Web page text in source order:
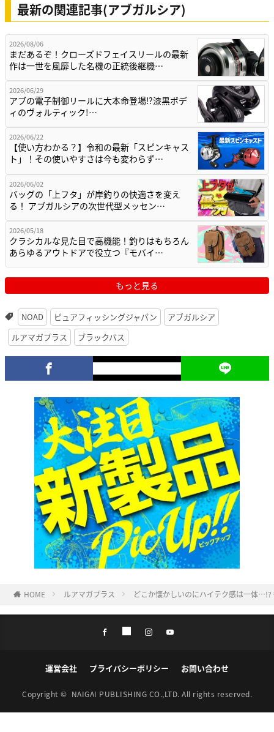
最新の関連記事(アブガルシア)
2026/08/06
まだあるぞ！クローズドフェイスリールの最新
作は一世を風靡した名機の正統後継機…
2026/06/29
アブの電子制御リールに大本命登場⁉漆黒ボデ
ィのヴォルティック!…
2026/06/22
【使い方わかる？】令和の最新「スピンキャス
ト」！その使いやすさは今も変わらず…
2026/06/02
バッグの「上フタ」が岸釣りの快適さを変え
る！ アブガルシアの次世代型メッセン…
2026/05/18
クラシカルな見た目で高機能！釣りはもちろん
あらゆるアウトドアで役立つ『モバイ…
もっと見る
NOAD ピュアフィッシングジャパン
アブガルシア
ルアマガプラス
ブラックバス
HOME ルアマガプラス どこか懐かしいのにハイテク感は一体
運営会社 プライバシーポリシー お問い合わせ
Copyright © NAIGAI PUBLISHING CO.,LTD. All rights reserved.